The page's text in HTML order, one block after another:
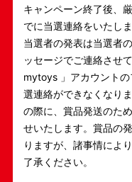
キャンペーン終了後、
でに当選連絡をいたしま
当選者の発表は当選者
ッセージでご連絡させ
mytoys 」アカウント
選連絡ができなくなり
の際に、賞品発送のた
せいたします。賞品の
りますが、諸事情によ
了承ください。